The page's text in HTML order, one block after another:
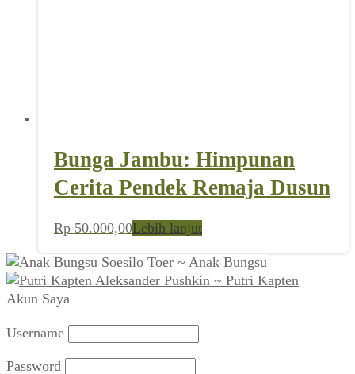
Bunga Jambu: Himpunan
Cerita Pendek Remaja Dusun
Rp 50.000,00Lebih lanjut
Soesilo Toer ~ Anak Bungsu
Aleksander Pushkin ~ Putri Kapten
Akun Saya
Username
Password